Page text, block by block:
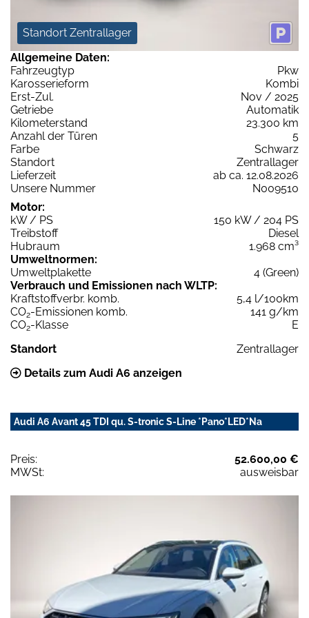
Standort Zentrallager
Allgemeine Daten:
Fahrzeugtyp
Pkw
Karosserieform
Kombi
Erst-Zul.
Nov / 2025
Getriebe
Automatik
Kilometerstand
23.300 km
Anzahl der Türen
5
Farbe
Schwarz
Standort
Zentrallager
Lieferzeit
ab ca. 12.08.2026
Unsere Nummer
N009510
Motor:
kW / PS
150 kW / 204 PS
Treibstoff
Diesel
Hubraum
1.968 cm³
Umweltnormen:
Umweltplakette
4 (Green)
Verbrauch und Emissionen nach WLTP:
Kraftstoffverbr. komb.
5,4 l/100km
CO2-Emissionen komb.
141 g/km
CO2-Klasse
E
Standort
Zentrallager
Details zum Audi A6 anzeigen
Audi A6 Avant 45 TDI qu. S-tronic S-Line *Pano*LED*Na
Preis:
52.600,00 €
MWSt:
ausweisbar